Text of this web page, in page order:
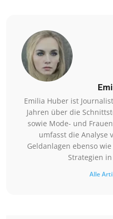
Emilia Huber ist
Jahren über die
sowie Mode- und
umfasst die Analyse
Geldanlagen ebenso
Strategien
Alle